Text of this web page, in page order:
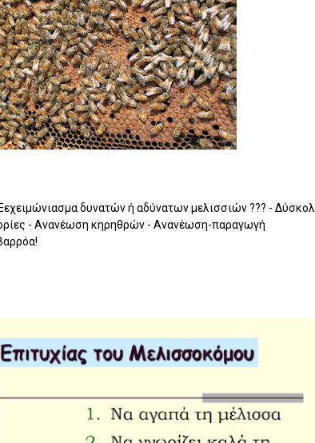
δυνατών ή αδύνατων μελισσιών ??? -
- Ανανέωση κηρηθρών - Ανανέωση-παραγωγή